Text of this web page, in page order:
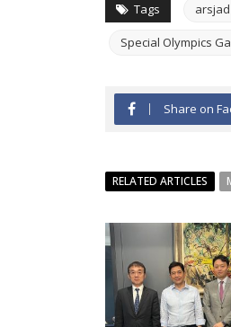
Tags
Special Olympics
Share on
RELATED ARTICLES